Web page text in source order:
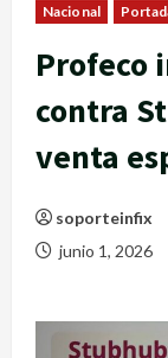
Nacional
Profeco
contra
venta
soporteinfix
junio 1, 2026